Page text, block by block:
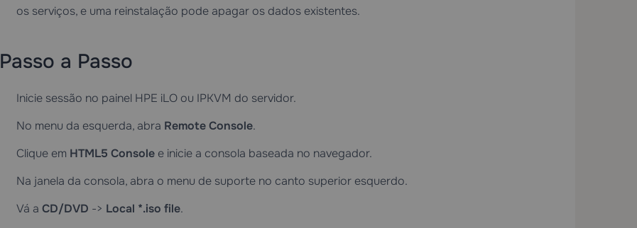
os serviços, e uma reinstalação pode apagar os dados existentes.
Passo a Passo
Inicie sessão no painel HPE iLO ou IPKVM do servidor.
No menu da esquerda, abra Remote Console.
Clique em HTML5 Consolee inicie a consola baseada no navegador.
Na janela da consola, abra o menu de suporte no canto superior esquerdo.
Vá a CD/DVD -> Local *.iso file.